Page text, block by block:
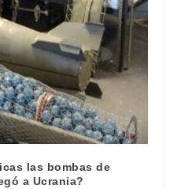
las bombas de
a Ucrania?